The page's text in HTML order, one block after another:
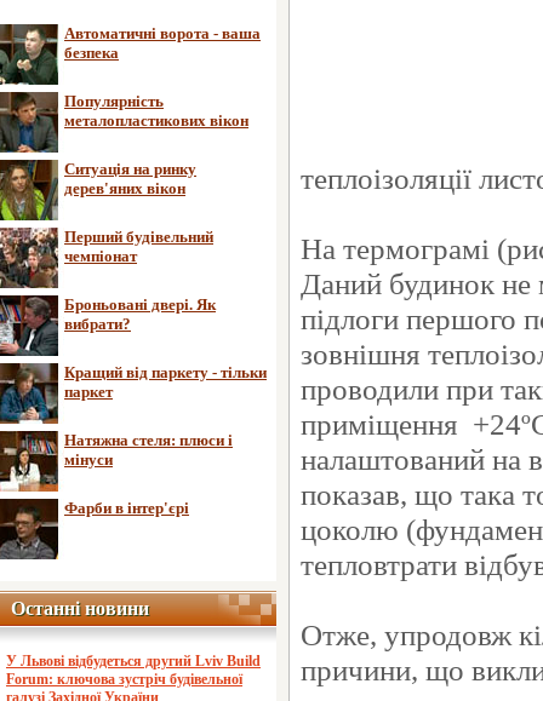
Автоматичні ворота - ваша
безпека
Популярність
металопластикових вікон
Ситуація на ринку
дерев'яних вікон
Перший будівельний
чемпіонат
Броньовані двері. Як
вибрати?
Кращий від паркету - тільки
паркет
Натяжна стеля: плюси і
мінуси
Фарби в інтер'єрі
Останні новини
Останні новини
У Львові відбудеться другий Lviv Build
Forum: ключова зустріч будівельної
галузі Західної України
теплоізоляції
На термограмі
Даний будинок не
підлоги першого
зовнішня
проводили при
приміщення
налаштований на
показав, що така
цоколю
тепловтрати
Отже, упродовж
причини, що